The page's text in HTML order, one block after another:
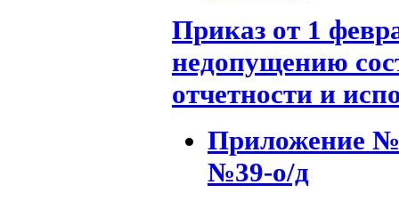
Приказ от 1
недопущению
отчетности и
Приложение
№39-о/д